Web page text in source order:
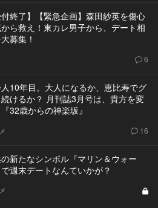
付終了】【緊急企画】森田紗英を傷心
ら救え！東カレ男子から、デート相
募集！
6
10年目。大人になるか、恵比寿でグ
続けるか？ 月刊誌3月号は、貴方を変
32歳からの神楽坂』
16
新たなシンボル『マリン＆ウォー
週末デートなんていかが？